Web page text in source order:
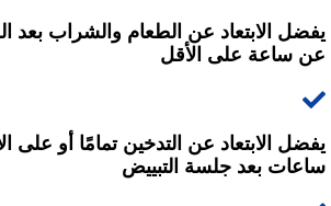
يفضل الابتعاد عن الطعام والشراب بعد
عن ساعة على الأقل
ساعات بعد جلسة التبييض